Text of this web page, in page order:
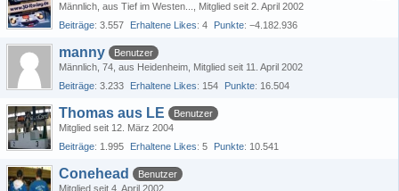
Männlich aus Tief im Westen...
Mitglied seit 2. April 2002
Beiträge 3.557 Erhaltene Likes 4 Punkte −4.182.936
manny
Benutzer
Männlich 74 aus Heidenheim Mitglied seit 11. April 2002
Beiträge 3.233 Erhaltene Likes 154 Punkte 16.504
Thomas aus LE
Benutzer
Mitglied seit 12. März 2004
Beiträge 1.995 Erhaltene Likes 5 Punkte 10.541
Conehead
Benutzer
Mitglied seit 4. April 2002